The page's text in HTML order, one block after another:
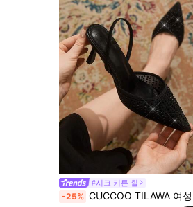
#시크 키튼 힐
-25% CUCCOO TILAWA 여성 패션 블랙 메쉬 라인스톤 백 스트랩 뾰족한 발끝 하이힐, 통근, 데이트, 파티, 결혼식, 휴가에 적합